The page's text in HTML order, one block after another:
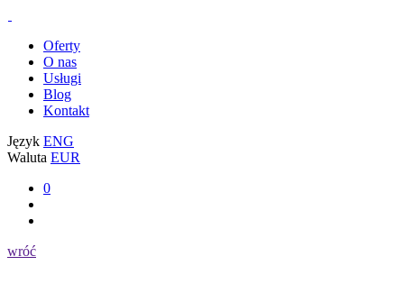
Oferty
O nas
Usługi
Blog
Kontakt
Język ENG
Waluta EUR
0
wróć